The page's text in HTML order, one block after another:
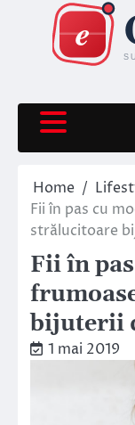
content
Home
Fii în pas cu
strălucitoare
Fii în
bijuterii
1 mai 2019